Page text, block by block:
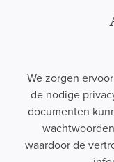
We zorgen
de nodige
documenten
waardoor de